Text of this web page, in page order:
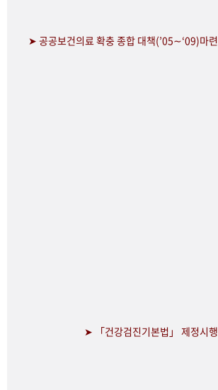
➤ 공공보건의료 확충 종합 대책(’05∼‘09)마련
➤ 「건강검진기본법」 제정시행